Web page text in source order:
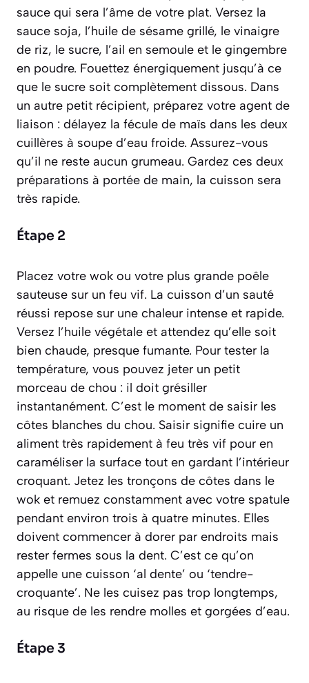
sauce qui sera l’âme de votre plat. Versez la
sauce soja, l’huile de sésame grillé, le vinaigre
de riz, le sucre, l’ail en semoule et le gingembre
en poudre. Fouettez énergiquement jusqu’à ce
que le sucre soit complètement dissous. Dans
un autre petit récipient, préparez votre agent de
liaison : délayez la fécule de maïs dans les deux
cuillères à soupe d’eau froide. Assurez-vous
qu’il ne reste aucun grumeau. Gardez ces deux
préparations à portée de main, la cuisson sera
très rapide.
Étape 2
Placez votre wok ou votre plus grande poêle
sauteuse sur un feu vif. La cuisson d’un sauté
réussi repose sur une chaleur intense et rapide.
Versez l’huile végétale et attendez qu’elle soit
bien chaude, presque fumante. Pour tester la
température, vous pouvez jeter un petit
morceau de chou : il doit grésiller
instantanément. C’est le moment de saisir les
côtes blanches du chou. Saisir signifie cuire un
aliment très rapidement à feu très vif pour en
caraméliser la surface tout en gardant l’intérieur
croquant. Jetez les tronçons de côtes dans le
wok et remuez constamment avec votre spatule
pendant environ trois à quatre minutes. Elles
doivent commencer à dorer par endroits mais
rester fermes sous la dent. C’est ce qu’on
appelle une cuisson ‘al dente’ ou ‘tendre-
croquante’. Ne les cuisez pas trop longtemps,
au risque de les rendre molles et gorgées d’eau.
Étape 3